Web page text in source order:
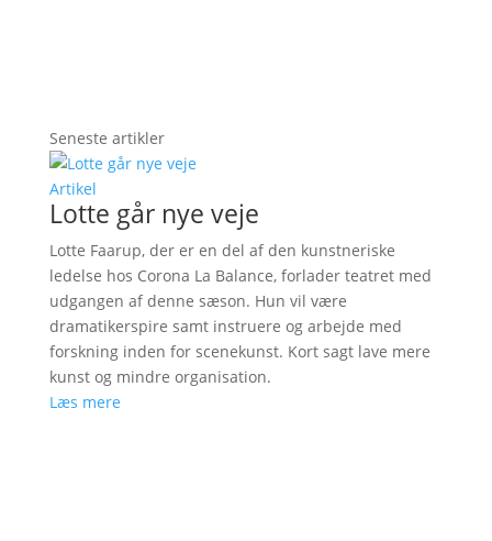
Seneste artikler
Artikel
Lotte går nye veje
Lotte Faarup, der er en del af den kunstneriske
ledelse hos Corona La Balance, forlader teatret med
udgangen af denne sæson. Hun vil være
dramatikerspire samt instruere og arbejde med
forskning inden for scenekunst. Kort sagt lave mere
kunst og mindre organisation.
Læs mere